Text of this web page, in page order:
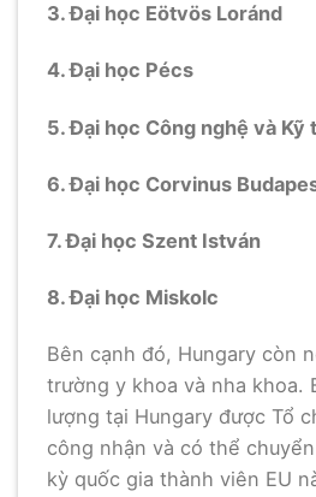
3. Đại học Eötvös Loránd
4. Đại học Pécs
5. Đại học Công nghệ và Kỹ
6. Đại học Corvinus
7. Đại học Szent István
8. Đại học Miskolc
Bên cạnh đó, Hungary còn
trường y khoa và nha khoa.
lượng tại Hungary được Tổ
công nhận và có thể
kỳ quốc gia thành viên EU